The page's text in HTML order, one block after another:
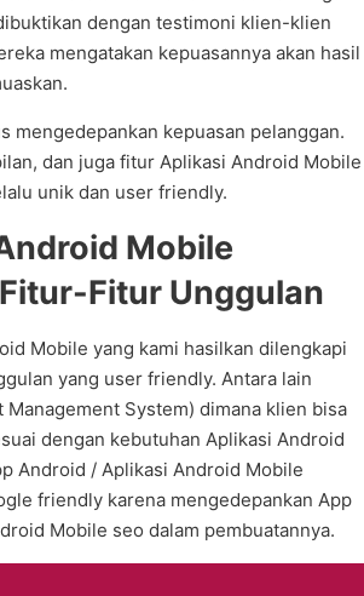
dengan testimoni klien-klien
mengatakan kepuasannya akan hasil
mengedepankan kepuasan pelanggan.
dan juga fitur Aplikasi Android Mobile
unik dan user friendly.
Mobile
Fitur Unggulan
Mobile yang kami hasilkan dilengkapi
yang user friendly. Antara lain
Management System) dimana klien bisa
dengan kebutuhan Aplikasi Android
Android / Aplikasi Android Mobile
friendly karena mengedepankan App
Mobile seo dalam pembuatannya.